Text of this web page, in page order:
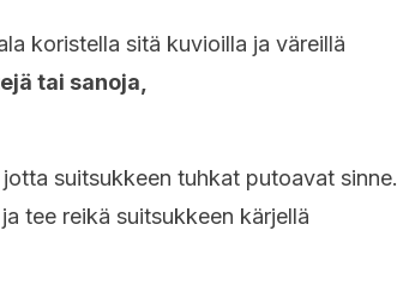
koristella sitä kuvioilla ja väreillä
tai sanoja,
suitsukkeen tuhkat putoavat sinne.
tee reikä suitsukkeen kärjellä